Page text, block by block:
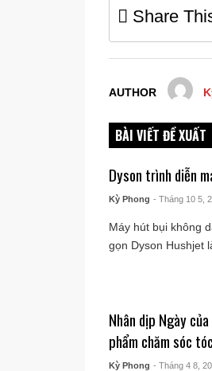
Share
AUTHOR
BÀI VIẾT ĐỀ XUẤT
Dyson trình diễn
Kỳ Phong - Tháng 10 5,
Máy hút bụi không
gọn Dyson Hushjet
Nhân dịp Ngày
phẩm chăm sóc tóc
Kỳ Phong - Tháng 4 8,